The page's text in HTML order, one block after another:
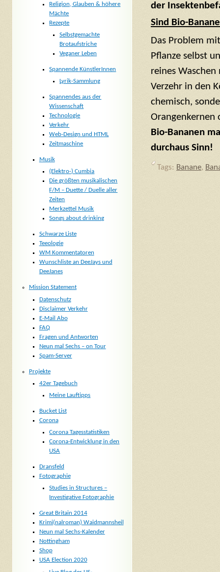
der
Sind Bio-
Das Problem
Pflanze selbst
reines
Verzehr in den
chemisch,
Bio-Bananen
durchaus Sinn!
Tags: Banane,
Religion, Glauben & höhere
Mächte
Rezepte
Selbstgemachte
Brotaufstriche
Veganer Leben
Spannende KünstlerInnen
Lyrik-Sammlung
Spannendes aus der
Wissenschaft
Technologie
Verkehr
Web-Design und HTML
Zeitmaschine
Musik
(Elektro-) Cumbia
Die größten musikalischen
F/M – Duette / Duelle aller
Zeiten
Merkzettel Musik
Songs about drinking
Schwarze Liste
Teeologie
WM Kommentatoren
Wunschliste an DeeJays und
DeeJanes
Mission Statement
Datenschutz
Disclaimer Verkehr
E-Mail Abo
FAQ
Fragen und Antworten
Neun mal Sechs – on Tour
Spam-Server
Projekte
42er Tagebuch
Meine Lauftipps
Bucket List
Corona
Corona Tagesstatistiken
Corona-Entwicklung in den
USA
Dransfeld
Fotographie
Studies in Structures –
Investigative Fotographie
Great Britain 2014
Krimi(nalroman) Waidmannsheil
Neun mal Sechs-Kalender
Nottingham
Shop
USA Election 2020